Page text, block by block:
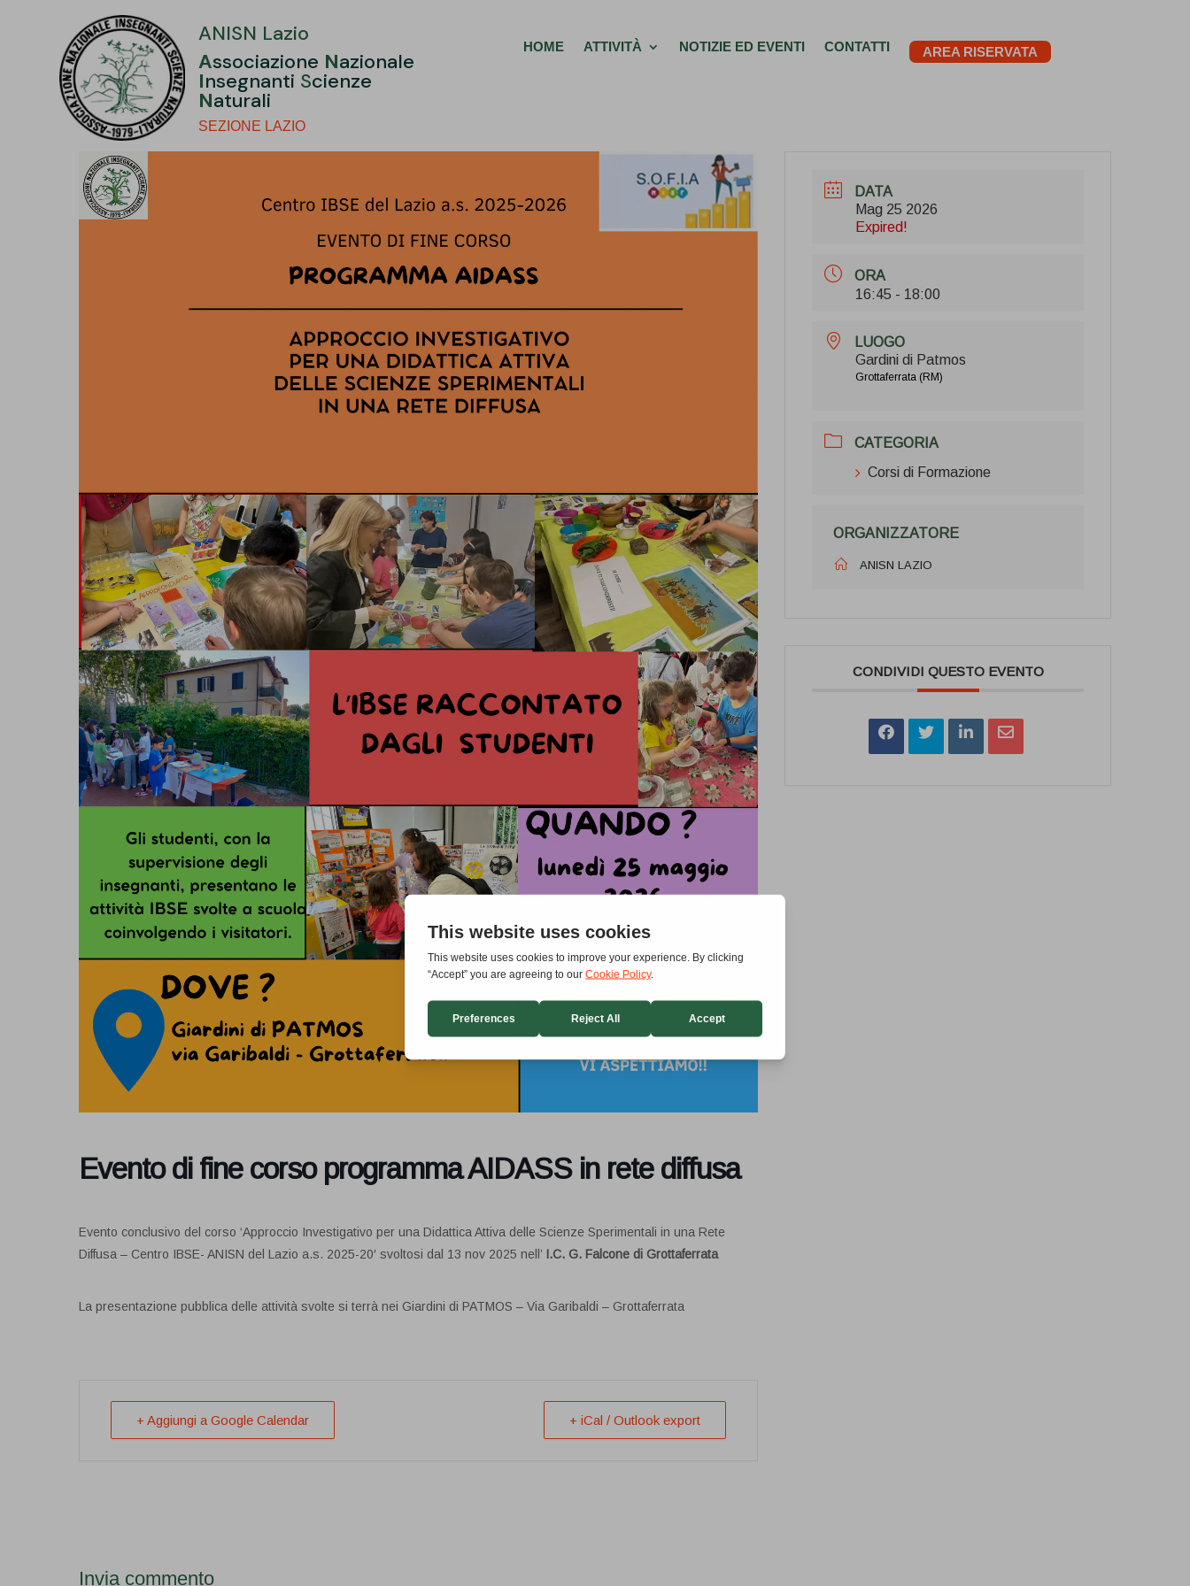
ANISN Lazio
Associazione Nazionale
Insegnanti Scienze
Naturali
SEZIONE LAZIO
HOME ATTIVITÀ NOTIZIE ED EVENTI CONTATTI AREA RISERVATA
Evento di fine corso programma AIDASS in rete diffusa
Evento conclusivo del corso ‘Approccio Investigativo per una Didattica Attiva delle Scienze Sperimentali in una Rete
Diffusa – Centro IBSE- ANISN del Lazio a.s. 2025-20′ svoltosi dal 13 nov 2025 nell’ I.C. G. Falcone di Grottaferrata
La presentazione pubblica delle attività svolte si terrà nei Giardini di PATMOS – Via Garibaldi – Grottaferrata
+ Aggiungi a Google Calendar + iCal / Outlook export
DATA
Mag 25 2026
Expired!
ORA
16:45 - 18:00
LUOGO
Gardini di Patmos
Grottaferrata (RM)
CATEGORIA
Corsi di Formazione
ORGANIZZATORE
ANISN LAZIO
CONDIVIDI QUESTO EVENTO
Invia commento